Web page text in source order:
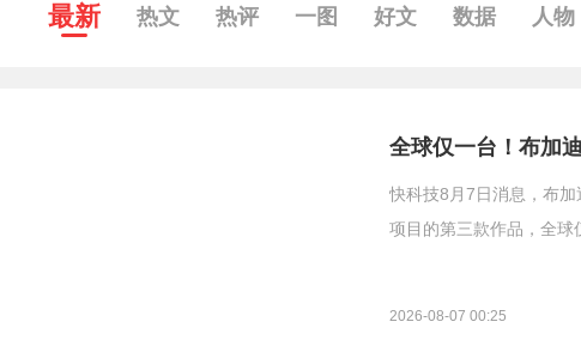
最新 热文 热评 一图 好文 数据 人物
全球仅一台！布加
快科技8月7日消息，布
项目的第三款作品，全
2026-08-07 00:25